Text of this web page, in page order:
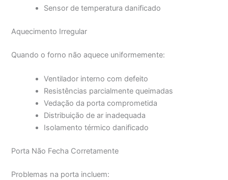
Sensor de temperatura danificado
Aquecimento Irregular
Quando o forno não aquece uniformemente:
Ventilador interno com defeito
Resistências parcialmente queimadas
Vedação da porta comprometida
Distribuição de ar inadequada
Isolamento térmico danificado
Porta Não Fecha Corretamente
Problemas na porta incluem: